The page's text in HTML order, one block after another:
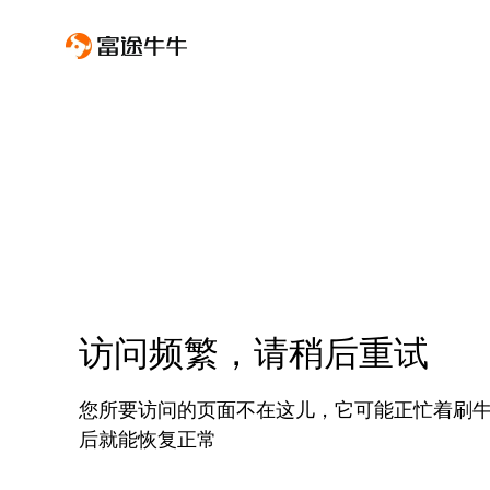
访问频繁，请稍后重试
您所要访问的页面不在这儿，它可能正忙着刷
后就能恢复正常